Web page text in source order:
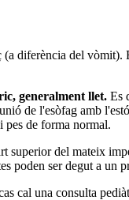
diferència del vòmit).
generalment llet. Es
de l'esòfag amb
pes de forma normal.
superior del mateix
poden ser degut a un
cal una consulta